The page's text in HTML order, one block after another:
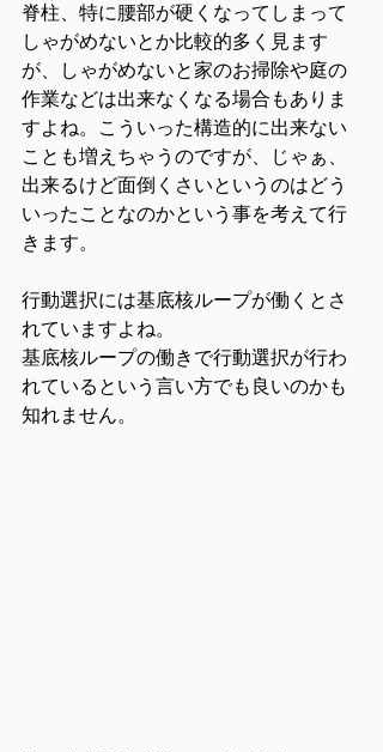
脊柱、特に腰部が硬くなってしまって
しゃがめないとか比較的多く見ます
が、しゃがめないと家のお掃除や庭の
作業などは出来なくなる場合もありま
すよね。こういった構造的に出来ない
ことも増えちゃうのですが、じゃぁ、
出来るけど面倒くさいというのはどう
いったことなのかという事を考えて行
きます。
行動選択には基底核ループが働くとさ
れていますよね。
基底核ループの働きで行動選択が行わ
れているという言い方でも良いのかも
知れません。